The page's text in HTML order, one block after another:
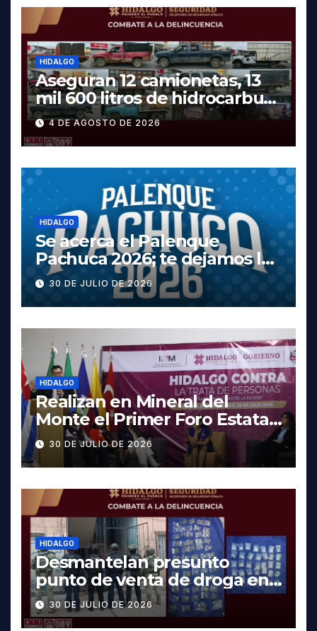
HIDALGO
Aseguran 12 camionetas, 13
mil 600 litros de hidrocarburo
y dos vehículos robados en
Tula
4 DE AGOSTO DE 2026
HIDALGO
Se acerca el Palenque
Pachuca 2026; te dejamos la
cartelera completa, las
fechas y los precios
30 DE JULIO DE 2026
HIDALGO
Realizan en Mineral del
Monte el Primer Foro Estatal
contra la Trata de Personas
30 DE JULIO DE 2026
HIDALGO
Desmantelan presunto
punto de venta de droga en
Pachuca; hay dos detenidos
30 DE JULIO DE 2026